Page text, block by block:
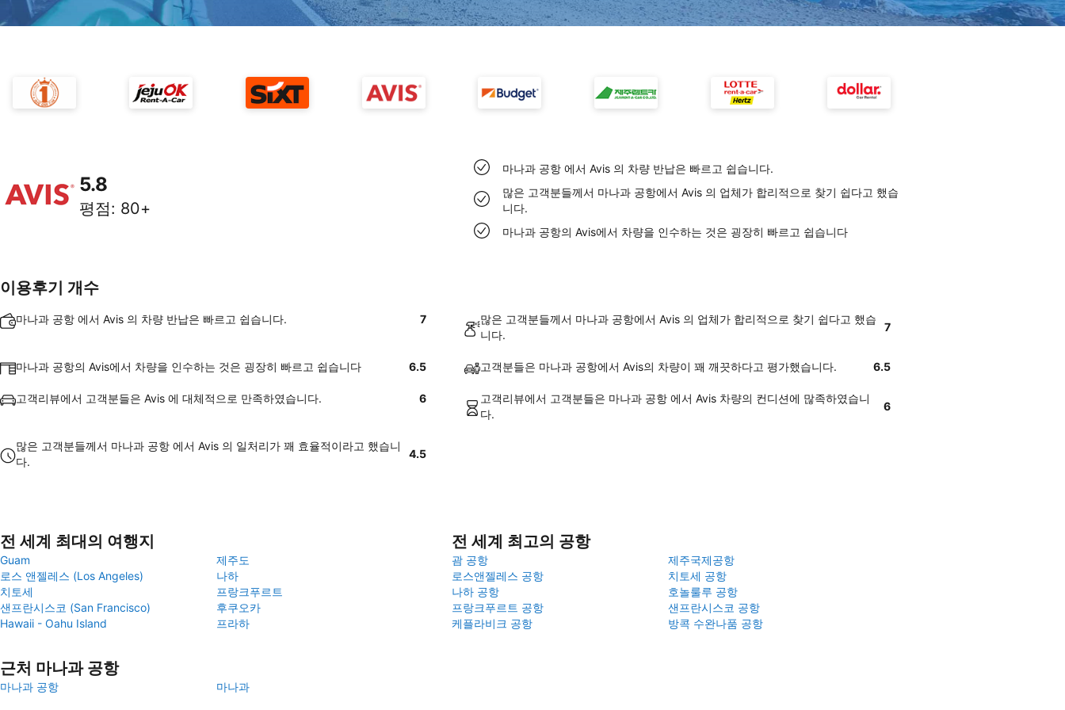
5.8
평점: 80+
마나과 공항 에서 Avis 의 차량 반납은 빠르고 쉽습니다.
많은 고객분들께서 마나과 공항에서 Avis 의 업체가 합리적으로 찾기 쉽다고 했습
니다.
마나과 공항의 Avis에서 차량을 인수하는 것은 굉장히 빠르고 쉽습니다
이용후기 개수
마나과 공항 에서 Avis 의 차량 반납은 빠르고 쉽습니다. 7
많은 고객분들께서 마나과 공항에서 Avis 의 업체가 합리적으로 찾기 쉽다고 했습
니다.
7
마나과 공항의 Avis에서 차량을 인수하는 것은 굉장히 빠르고 쉽습니다 6.5 고객분들은 마나과 공항에서 Avis의 차량이 꽤 깨끗하다고 평가했습니다. 6.5
고객리뷰에서 고객분들은 Avis 에 대체적으로 만족하였습니다. 6
고객리뷰에서 고객분들은 마나과 공항 에서 Avis 차량의 컨디션에 많족하였습니
다.
6
많은 고객분들께서 마나과 공항 에서 Avis 의 일처리가 꽤 효율적이라고 했습니
다.
4.5
전 세계 최대의 여행지
Guam
제주도
로스 앤젤레스 (Los Angeles)
나하
치토세
프랑크푸르트
샌프란시스코 (San Francisco)
후쿠오카
Hawaii - Oahu Island
프라하
전 세계 최고의 공항
괌 공항
제주국제공항
로스앤젤레스 공항
치토세 공항
나하 공항
호놀룰루 공항
프랑크푸르트 공항
샌프란시스코 공항
케플라비크 공항
방콕 수완나품 공항
근처 마나과 공항
마나과 공항 마나과